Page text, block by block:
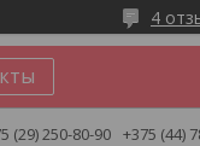
4
(29) 250-80-90 +375 (44)